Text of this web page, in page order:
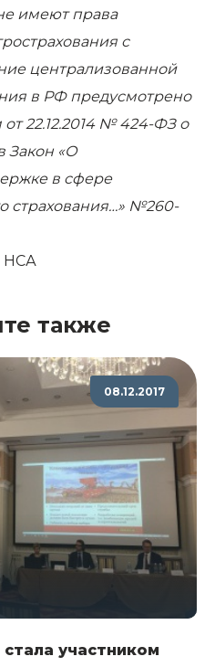
имеют права
с
централизованной
в РФ предусмотрено
22.12.2014 № 424-ФЗ о
Закон «О
в сфере
страхования…» №260-
НСА
также
08.12.2017
участником